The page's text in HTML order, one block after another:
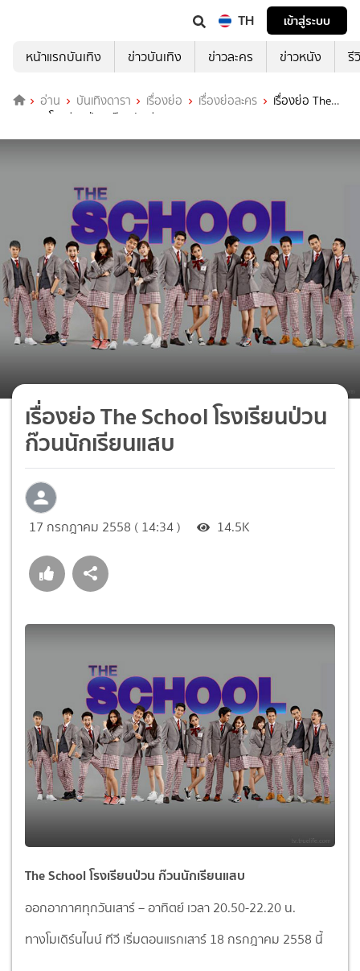
TH
เข้าสู่ระบบ
หน้าแรกบันเทิง
ข่าวบันเทิง ข่าวละคร ข่าวหนัง รี
อ่าน บันเทิงดารา เรื่องย่อ เรื่องย่อละคร
เรื่องย่อ The
School โรงเรียนป่วน ก๊วนนักเรียนแสบ
เรื่องย่อ The School โรงเรียนป่วน
ก๊วนนักเรียนแสบ
17 กรกฎาคม 2558 ( 14:34 ) 14.5K
The School โรงเรียนป่วน ก๊วนนักเรียนแสบ
ออกอากาศทุกวันเสาร์ – อาทิตย์ เวลา 20.50-22.20 น.
ทางโมเดิร์นไนน์ ทีวี เริ่มตอนแรกเสาร์ 18 กรกฎาคม 2558 นี้